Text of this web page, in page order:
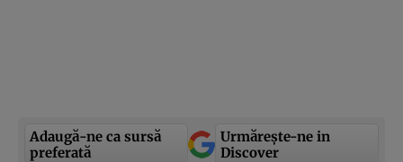
Adaugă-ne ca sursă
preferată
Urmărește-ne in
Discover